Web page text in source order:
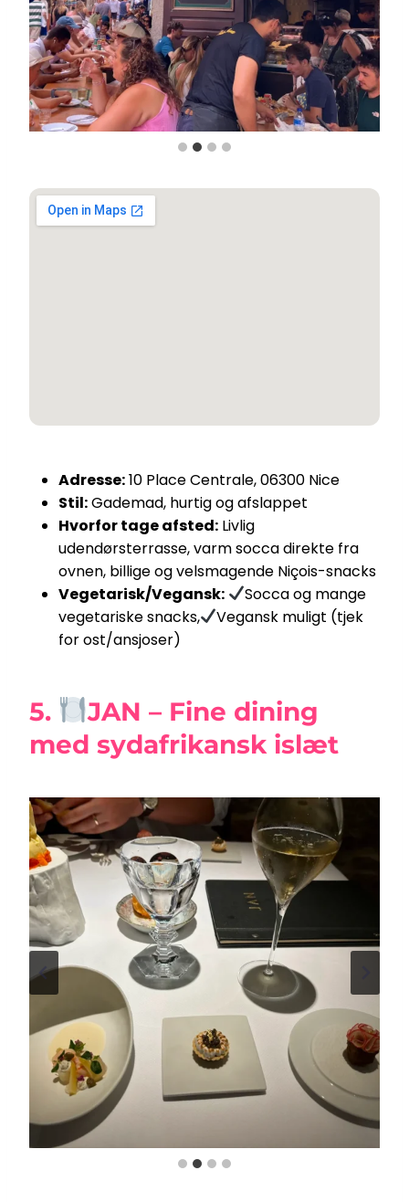
Adresse:10 Place Centrale, 06300 Nice
Stil:Gademad, hurtig og afslappet
Hvorfor tage afsted: Livlig
udendørsterrasse, varm socca direkte fra
ovnen, billige og velsmagende Niçois-snacks
Vegetarisk/Vegansk:
Socca og mange
vegetariske snacks,
Vegansk muligt (tjek
for ost/ansjoser)
5.
JAN – Fine dining
med sydafrikansk islæt